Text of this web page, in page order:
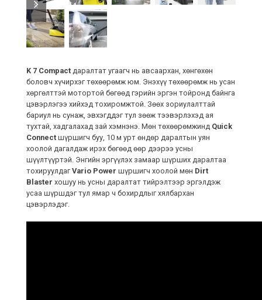
slide
slide
K 7 Compactдаралтат угаагч нь авсаархан, хөнгөхөн
боловч хүчирхэг төхөөрөмж юм. Энэхүү төхөөрөмж нь усан
хөргөлттэй мотортой бөгөөд гэрийн эргэн тойронд байнга
цэвэрлэгээ хийхэд тохиромжтой. Зөөх зориулалттай
бариул нь сунаж, эвхэгддэг тул зөөж тээвэрлэхэд ая
тухтай, хадгалахад зай хэмнэнэ. Мөн төхөөрөмжинд Quick
Connectшүршигч буу, 10 м урт өндөр даралтын уян
хоолой дагалдаж ирэх бөгөөд өөр дээрээ усны
шүүлтүүртэй. Энгийн эргүүлэх замаар шүрших даралтаа
тохируулдаг Vario Power шүршигч хоолой мөн Dirt
Blaster хошуу нь усны даралтат тийрэлтээр эргэлдэж
усаа шүршдэг тул ямар ч бохирдлыг хялбархан
цэвэрлэдэг.